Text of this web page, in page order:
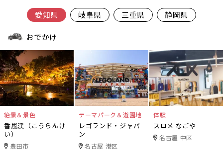
愛知県 岐阜県 三重県 静岡県
おでかけ
絶景＆景色
香嵐渓（こうらんけ
い）
豊田市
テーマパーク＆遊園地
レゴランド・ジャパ
ン
名古屋 港区
体験
スロメ なごや
名古屋 中区